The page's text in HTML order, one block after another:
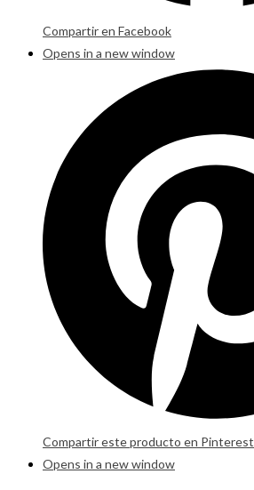
Compartir en Facebook
Opens in a new window
Compartir este producto en Pinterest
Opens in a new window